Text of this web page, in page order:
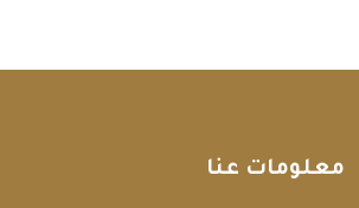
معلومات عنا